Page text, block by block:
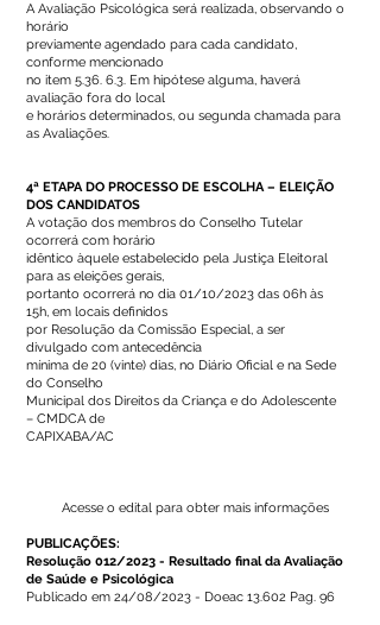
A Avaliação Psicológica será realizada, observando o
horário
previamente agendado para cada candidato,
conforme mencionado
no item 5.36. 6.3. Em hipótese alguma, haverá
avaliação fora do local
e horários determinados, ou segunda chamada para
as Avaliações.
4ª ETAPA DO PROCESSO DE ESCOLHA – ELEIÇÃO
DOS CANDIDATOS
A votação dos membros do Conselho Tutelar
ocorrerá com horário
idêntico àquele estabelecido pela Justiça Eleitoral
para as eleições gerais,
portanto ocorrerá no dia 01/10/2023 das 06h às
15h, em locais definidos
por Resolução da Comissão Especial, a ser
divulgado com antecedência
mínima de 20 (vinte) dias, no Diário Oficial e na Sede
do Conselho
Municipal dos Direitos da Criança e do Adolescente
– CMDCA de
CAPIXABA/AC
Acesse o edital para obter mais informações
PUBLICAÇÕES:
Resolução 012/2023 - Resultado final da Avaliação
de Saúde e Psicológica
Publicado em 24/08/2023 - Doeac 13.602 Pag. 96